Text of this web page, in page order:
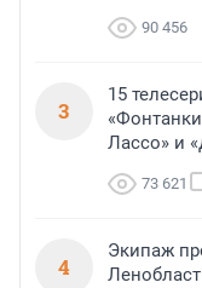
90 456
3
15
Лассо» и
73 621
4
Экипаж